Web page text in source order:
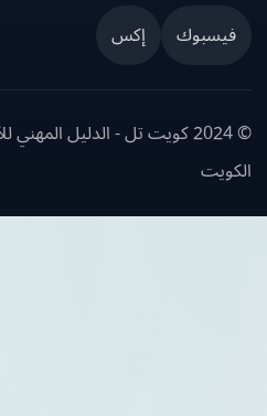
إكس
© 2024 كويت تل - الدليل المهني